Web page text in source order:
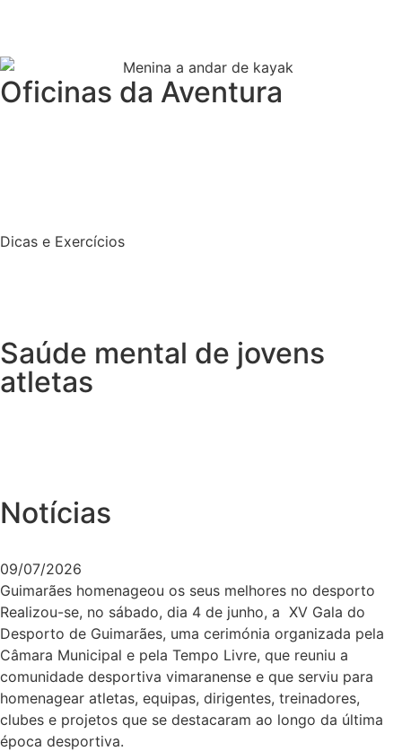
Oficinas da Aventura
Dicas e Exercícios
Saúde mental de jovens
atletas
Notícias
09/07/2026
Guimarães homenageou os seus melhores no desporto
Realizou-se, no sábado, dia 4 de junho, a XV Gala do
Desporto de Guimarães, uma cerimónia organizada pela
Câmara Municipal e pela Tempo Livre, que reuniu a
comunidade desportiva vimaranense e que serviu para
homenagear atletas, equipas, dirigentes, treinadores,
clubes e projetos que se destacaram ao longo da última
época desportiva.